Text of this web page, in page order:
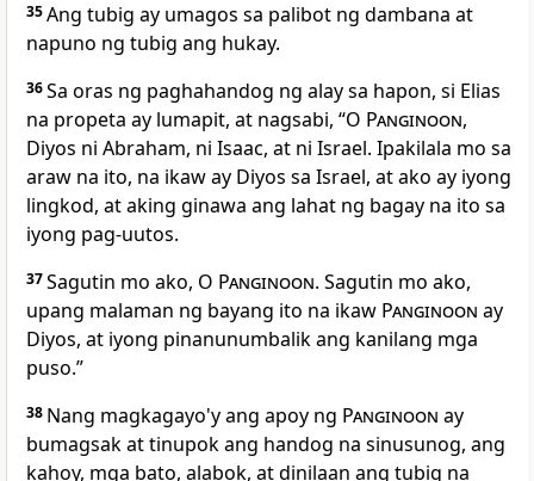
35Ang tubig ay umagos sa palibot ng dambana at
napuno ng tubig ang hukay.
36Sa oras ng paghahandog ng alay sa hapon, si Elias
na propeta ay lumapit, at nagsabi, “O Panginoon,
Diyos ni Abraham, ni Isaac, at ni Israel. Ipakilala mo sa
araw na ito, na ikaw ay Diyos sa Israel, at ako ay iyong
lingkod, at aking ginawa ang lahat ng bagay na ito sa
iyong pag-uutos.
37Sagutin mo ako, O Panginoon. Sagutin mo ako,
upang malaman ng bayang ito na ikaw Panginoon ay
Diyos, at iyong pinanunumbalik ang kanilang mga
puso.”
38 Nang magkagayo'y ang apoy ng Panginoon ay
bumagsak at tinupok ang handog na sinusunog, ang
kahoy, mga bato, alabok, at dinilaan ang tubig na